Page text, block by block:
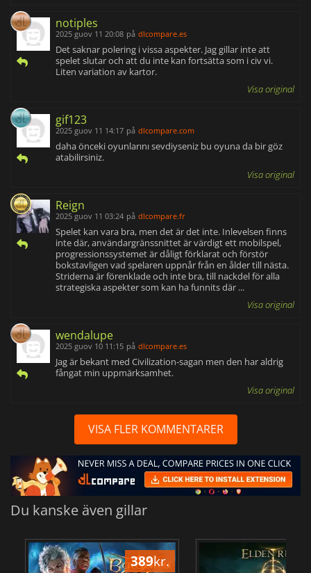
notiples
2025 guov 11 20:08 på dlcompare.es
Det saknar polering i vissa aspekter. Jag gillar inte att
spelet slutar och att du inte kan fortsätta som i civ vi.
Liten variation av kartor.
Visa original
gif123
2025 guov 11 14:17 på dlcompare.com
daha önceki oyunlarını sevdiyseniz bu oyuna da bir göz
atabilirsiniz.
Visa original
Reign
2025 guov 11 03:24 på dlcompare.fr
Spelet kan vara bra, men det är det inte. Inlevelsen finns
inte där, användargränssnittet är värdigt ett mobilspel,
progressionssystemet är dåligt förklarat och förstör
bokstavligen vad spelaren uppnår från en ålder till nästa.
Striderna är förenklade och inte bra, till nackdel för alla
strategiska aspekter som kan ha funnits där ...
Visa original
wendalupe
2025 guov 10 11:15 på dlcompare.es
Jag är bekant med Civilization-sagan men den har aldrig
fångat min uppmärksamhet.
Visa original
VISA FLER KOMMENTARER
Du kanske även gillar
389kr.